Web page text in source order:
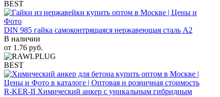
BEST
DIN 985 гайка самоконтрящаяся нержавеющая сталь A2
В наличии
от 1.76 руб.
BEST
R-KER-II Химический анкер с уникальным гибридным